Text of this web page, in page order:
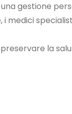
gestione
medici
la